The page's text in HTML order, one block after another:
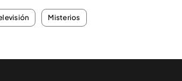
Misterios